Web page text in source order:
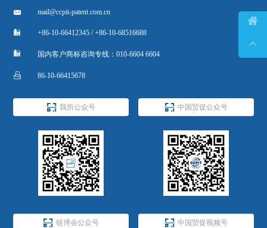
 mail@ccpit-patent.com.cn
 +86-10-66412345 / +86-10-68516688
 国内客户商标咨询专线：010-6604 6604
 86-10-66415678
 我所公众号  中国贸促公众号
 链博会公众号  中国贸促视频号

